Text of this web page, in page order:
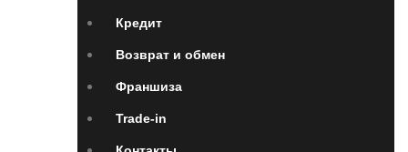
Кредит
Возврат и обмен
Франшиза
Trade-in